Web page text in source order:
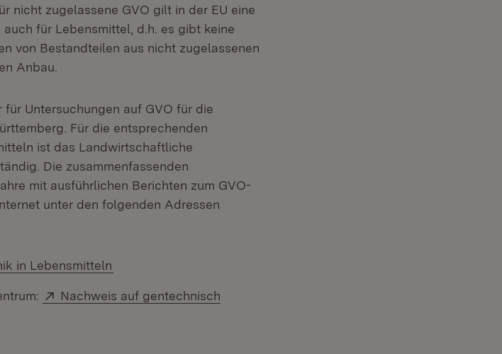
nicht zugelassene GVO gilt in der EU eine
für Lebensmittel, d.h. es gibt keine
von Bestandteilen aus nicht zugelassenen
Anbau.
Untersuchungen auf GVO für die
Für die entsprechenden
ist das Landwirtschaftliche
Die zusammenfassenden
mit ausführlichen Berichten zum GVO-
unter den folgenden Adressen
in Lebensmitteln
Extern:
Nachweis auf gentechnisch